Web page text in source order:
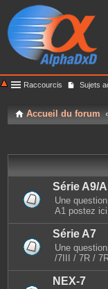
Raccourcis Sujets
Accueil du forum
Série A9/
Une
A1 postez
Série A7
Une
/7III / 7R /
NEX-7